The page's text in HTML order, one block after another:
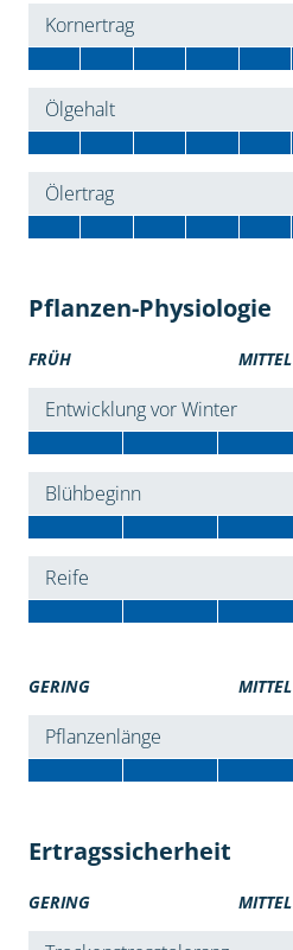
Kornertrag
Ölgehalt
Ölertrag
Pflanzen-Physiologie
FRÜH MITTEL
Entwicklung vor Winter
Blühbeginn
Reife
GERING MITTEL
Pflanzenlänge
Ertragssicherheit
GERING MITTEL